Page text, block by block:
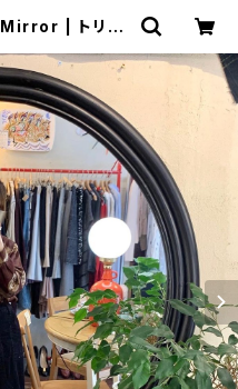
| トリノ
プ・古着